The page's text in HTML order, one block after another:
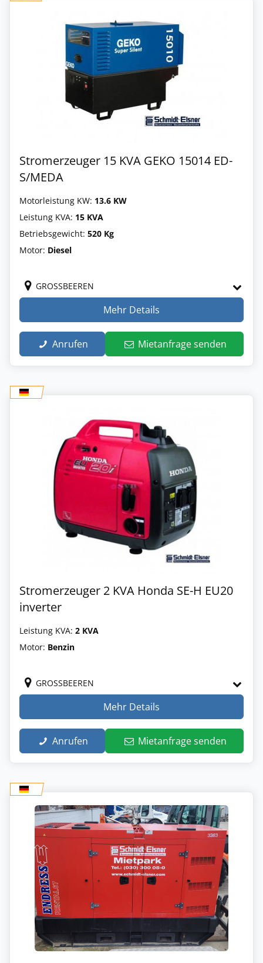
Stromerzeuger 15 KVA GEKO 15014 ED-
S/MEDA
Motorleistung KW: 13.6 KW
Leistung KVA: 15 KVA
Betriebsgewicht: 520 Kg
Motor: Diesel
GROSSBEEREN
Mehr Details
Anrufen Mietanfrage senden
Stromerzeuger 2 KVA Honda SE-H EU20
inverter
Leistung KVA: 2 KVA
Motor: Benzin
GROSSBEEREN
Mehr Details
Anrufen Mietanfrage senden